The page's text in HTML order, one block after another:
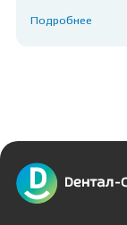
Подробнее